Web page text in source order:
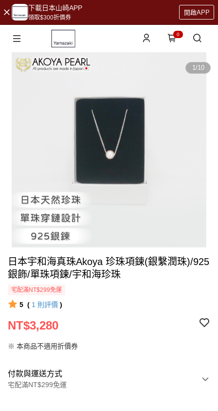
下載日本山崎APP
領取$300折價券
開啟APP
0
1/10
日本宇和海真珠Akoya 珍珠項鍊(銀繫潤珠)/925
銀飾/單珠項鍊/宇和海珍珠
宅配滿NT$299免運
5 ( 1 則評價 )
NT$3,280
※ 本商品不適用折價券
付款與運送方式
宅配滿NT$299免運